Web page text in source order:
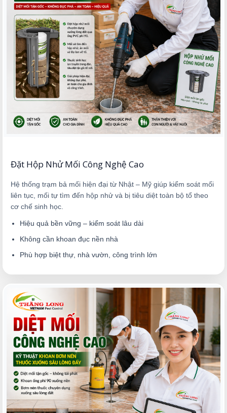
Đặt Hộp Nhử Mối Công Nghệ Cao
Hệ thống trạm bả mối hiện đại từ Nhật – Mỹ giúp kiểm soát mối
liên tục, mối tự tìm đến hộp nhử và bị tiêu diệt toàn bộ tổ theo
cơ chế sinh học.
Hiệu quả bền vững – kiểm soát lâu dài
Không cần khoan đục nền nhà
Phù hợp biệt thự, nhà vườn, công trình lớn